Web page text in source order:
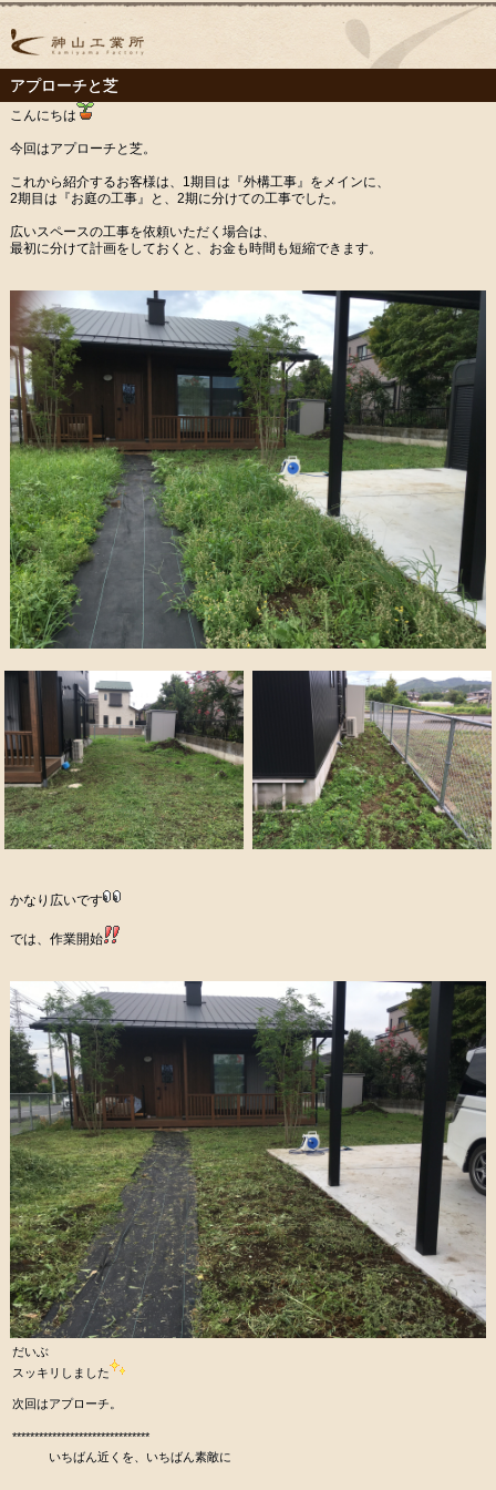
アプローチと芝
こんにちは
今回はアプローチと芝。
これから紹介するお客様は、1期目は『外構工事』をメインに、
2期目は『お庭の工事』と、2期に分けての工事でした。
広いスペースの工事を依頼いただく場合は、
最初に分けて計画をしておくと、お金も時間も短縮できます。
かなり広いです
では、作業開始
だいぶ
スッキリしました
次回はアプローチ。
*******************************
いちばん近くを、いちばん素敵に